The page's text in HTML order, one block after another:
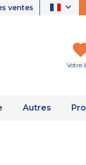
ventes
Votre
Autres